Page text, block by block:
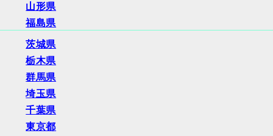
山形県
福島県
茨城県
栃木県
群馬県
埼玉県
千葉県
東京都